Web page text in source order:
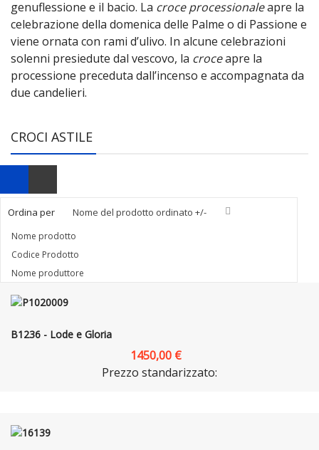
genuflessione e il bacio. La croce processionaleapre la
celebrazione della domenica delle Palme o di Passione e
viene ornata con rami d’ulivo. In alcune celebrazioni
solenni presiedute dal vescovo, la croceapre la
processione preceduta dall’incenso e accompagnata da
due candelieri.
CROCI ASTILE
Ordina per Nome del prodotto ordinato +/-
Nome prodotto
Codice Prodotto
Nome produttore
B1236 - Lode e Gloria
1450,00 €
Prezzo standarizzato: